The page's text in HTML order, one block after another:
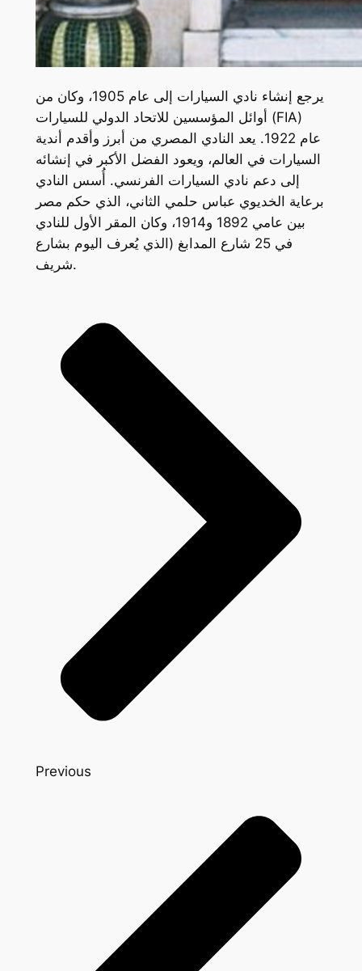
يرجع إنشاء نادي السيارات إلى عام 1905، وكان من
أوائل المؤسسين للاتحاد الدولي للسيارات (FIA)
عام 1922. يعد النادي المصري من أبرز وأقدم أندية
السيارات في العالم، ويعود الفضل الأكبر في إنشائه
إلى دعم نادي السيارات الفرنسي. أُسس النادي
برعاية الخديوي عباس حلمي الثاني، الذي حكم مصر
بين عامي 1892 و1914، وكان المقر الأول للنادي
في 25 شارع المدابغ (الذي يُعرف اليوم بشارع
شريف.
Previous